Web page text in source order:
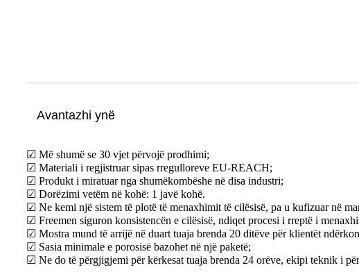
Avantazhi ynë
☑ Më shumë se 30 vjet përvojë prodhimi;
☑ Materiali i regjistruar sipas rregulloreve EU-REACH;
☑ Produkt i miratuar nga shumëkombëshe në disa industri;
☑ Dorëzimi vetëm në kohë: 1 javë kohë.
☑ Ne kemi një sistem të plotë të menaxhimit të cilësisë, pa u kufizuar në
☑ Freemen siguron konsistencën e cilësisë, ndiqet procesi i rreptë i
☑ Mostra mund të arrijë në duart tuaja brenda 20 ditëve për klientët
☑ Sasia minimale e porosisë bazohet në një paketë;
☑ Ne do të përgjigjemi për kërkesat tuaja brenda 24 orëve, ekipi teknik i